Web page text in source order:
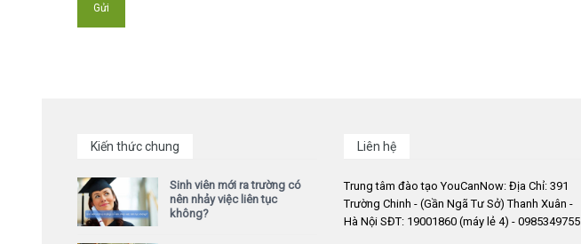
Kiến thức chung
Sinh viên mới ra trường có
nên nhảy việc liên tục
không?
Liên hệ
Trung tâm đào tạo YouCanNow: Địa Chỉ: 391
Trường Chinh - (Gần Ngã Tư Sở) Thanh Xuân -
Hà Nội SĐT: 19001860 (máy lẻ 4) - 0985349755